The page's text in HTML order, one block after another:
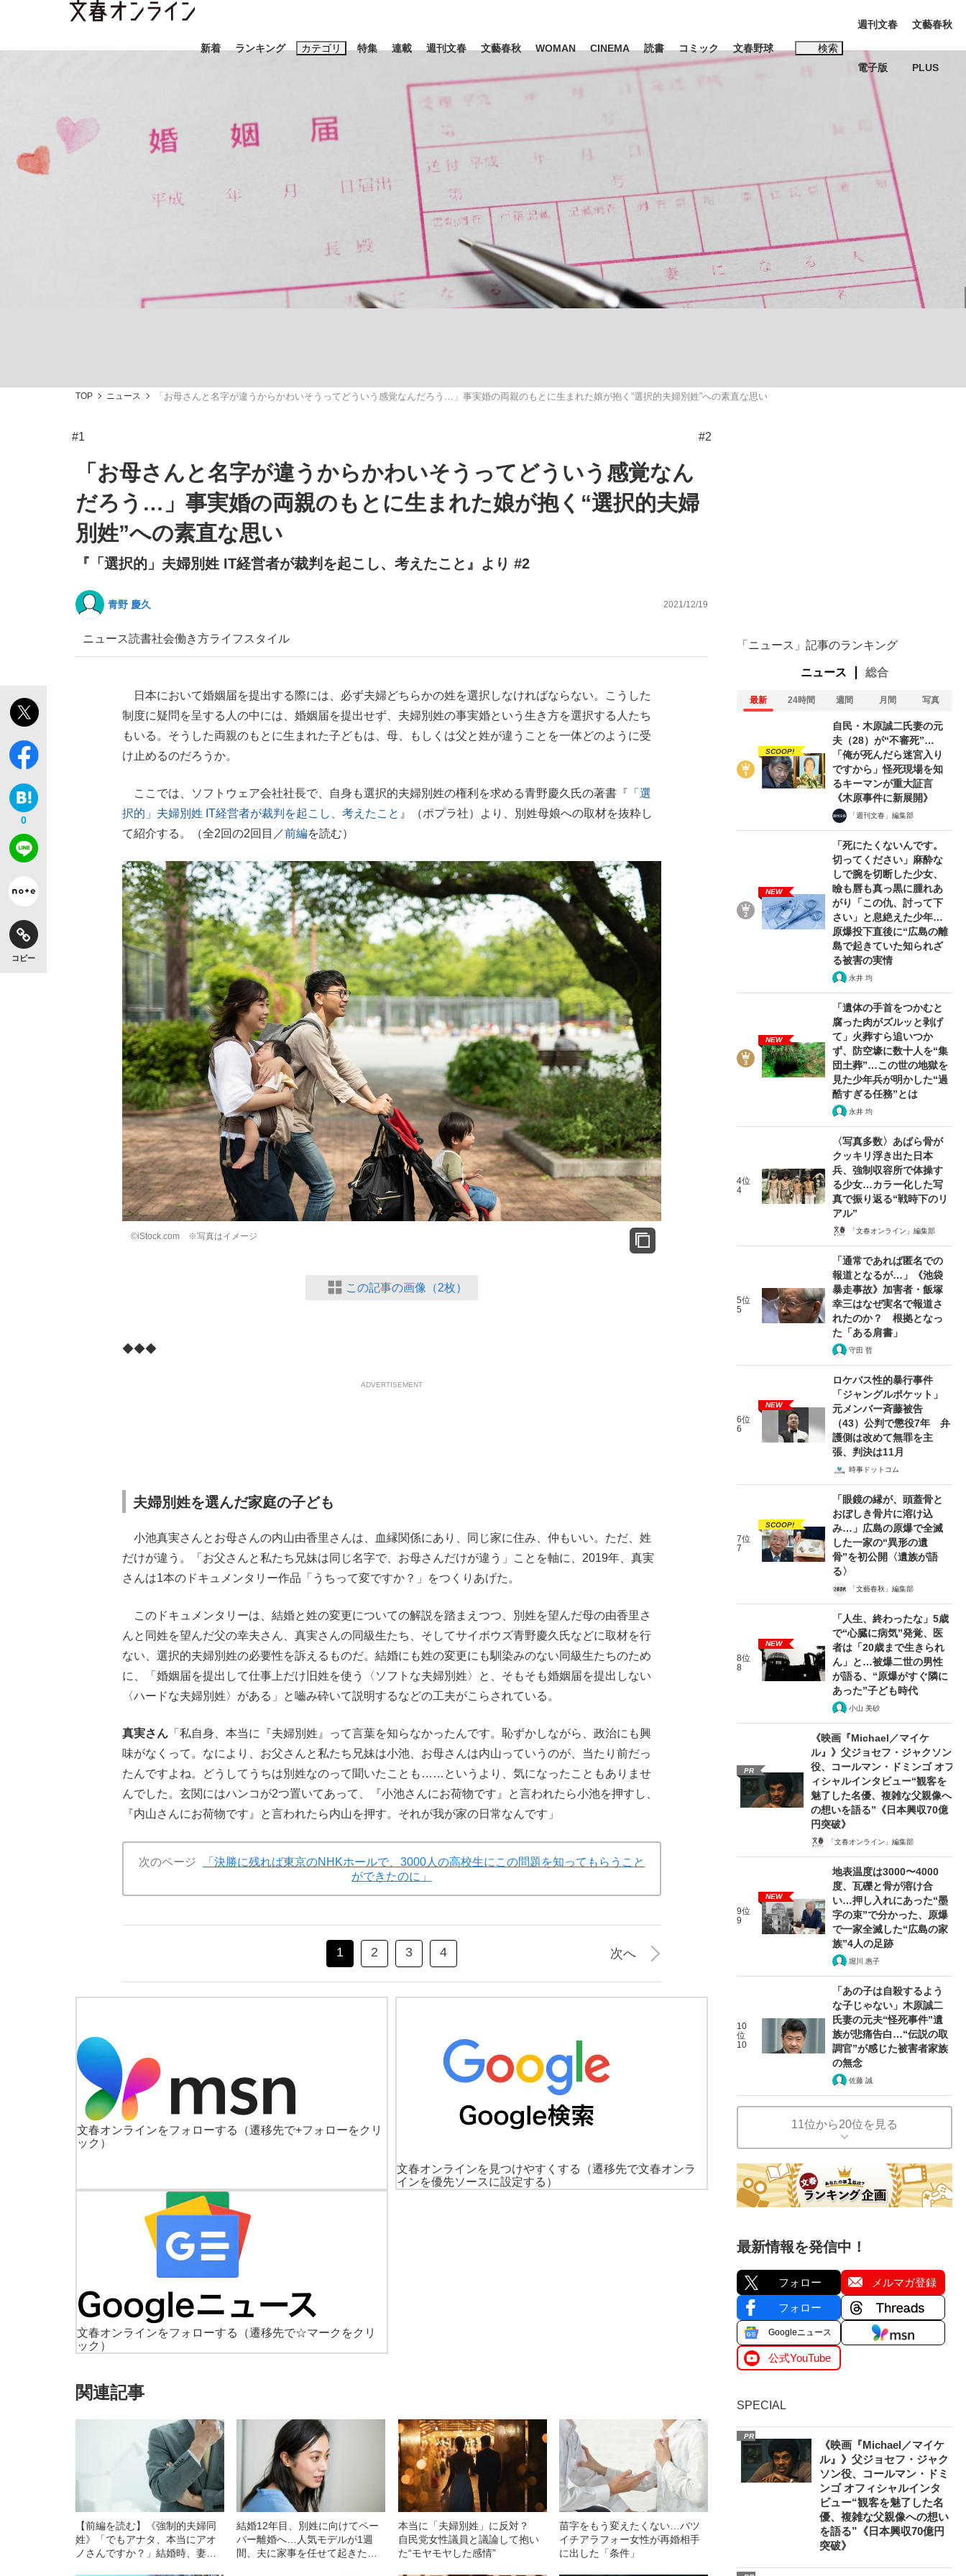
新着 ランキング カテゴリ
エンタメ ライフ
「90%は失敗する。でも…」本田圭佑が初めて明かした日本代表監督に... 「最悪の空気のまま解散」WBC日本代表“敗戦”の真実 選手が明かす...
特集
観る将棋、読む将棋
the Style
連載 週刊文春 文藝春秋 WOMAN CINEMA 読書 コミック 文春野球 検索
キーワード入力
おすすめのキーワードタグ一覧
#高市早苗 #森岡毅 #松田聖子
#玉木雄一郎
#亀和田武
週刊文春
電子版
文藝春秋
PLUS
TOP ニュース 「お母さんと名字が違うからかわいそうってどういう感覚なんだろう…」事実婚の両親のもとに生まれた娘が抱く“選択的夫婦別姓”への素直な思い
#1 #2
「お母さんと名字が違うからかわいそうってどういう感覚なん
だろう…」事実婚の両親のもとに生まれた娘が抱く“選択的夫婦
別姓”への素直な思い
『「選択的」夫婦別姓 IT経営者が裁判を起こし、考えたこと』より #2
青野 慶久 2021/12/19
ニュース読書社会働き方ライフスタイル
0
コピー
日本において婚姻届を提出する際には、必ず夫婦どちらかの姓を選択しなければならない。こうした
制度に疑問を呈する人の中には、婚姻届を提出せず、夫婦別姓の事実婚という生き方を選択する人たち
もいる。そうした両親のもとに生まれた子どもは、母、もしくは父と姓が違うことを一体どのように受
け止めるのだろうか。
ここでは、ソフトウェア会社社長で、自身も選択的夫婦別姓の権利を求める青野慶久氏の著書『 「選
択的」夫婦別姓 IT経営者が裁判を起こし、考えたこと 』（ポプラ社）より、別姓母娘への取材を抜粋し
て紹介する。（全2回の2回目／前編を読む）
©iStock.com ※写真はイメージ
この記事の画像（2枚）
◆◆◆
ADVERTISEMENT
夫婦別姓を選んだ家庭の子ども
小池真実さんとお母さんの内山由香里さんは、血縁関係にあり、同じ家に住み、仲もいい。ただ、姓
だけが違う。「お父さんと私たち兄妹は同じ名字で、お母さんだけが違う」ことを軸に、2019年、真実
さんは1本のドキュメンタリー作品「うちって変ですか？」をつくりあげた。
このドキュメンタリーは、結婚と姓の変更についての解説を踏まえつつ、別姓を望んだ母の由香里さ
んと同姓を望んだ父の幸夫さん、真実さんの同級生たち、そしてサイボウズ青野慶久氏などに取材を行
ない、選択的夫婦別姓の必要性を訴えるものだ。結婚にも姓の変更にも馴染みのない同級生たちのため
に、「婚姻届を提出して仕事上だけ旧姓を使う〈ソフトな夫婦別姓〉と、そもそも婚姻届を提出しない
〈ハードな夫婦別姓〉がある」と嚙み砕いて説明するなどの工夫がこらされている。
真実さん 「私自身、本当に『夫婦別姓』って言葉を知らなかったんです。恥ずかしながら、政治にも興
味がなくって。なにより、お父さんと私たち兄妹は小池、お母さんは内山っていうのが、当たり前だっ
たんですよね。どうしてうちは別姓なのって聞いたことも……というより、気になったこともありませ
んでした。玄関にはハンコが2つ置いてあって、『小池さんにお荷物です』と言われたら小池を押すし、
『内山さんにお荷物です』と言われたら内山を押す。それが我が家の日常なんです」
次のページ
「決勝に残れば東京のNHKホールで、3000人の高校生にこの問題を知ってもらうこと
ができたのに」
1 2 3 4 次へ
文春オンラインをフォローする
（遷移先で+フォローをクリ
ック）
文春オンラインを見つけやすくする
（遷移先で文春オンラ
インを優先ソースに設定する）
文春オンラインをフォローする
（遷移先で☆マークをクリ
ック）
関連記事
【前編を読む】《強制的夫婦同
姓》「でもアナタ、本当にアオ
ノさんですか？」結婚時、妻の
結婚12年目、別姓に向けてペー
パー離婚へ…人気モデルが1週
間、夫に家事を任せて起きた
本当に「夫婦別姓」に反対？
自民党女性議員と議論して抱い
た“モヤモヤした感情”
苗字をもう変えたくない…バツ
イチアラフォー女性が再婚相手
に出した「条件」
「ニュース」記事のランキング
ニュース 総合
最新 24時間 週間 月間 写真
SCOOP!
自民・木原誠二氏妻の元
夫（28）が“不審死”…
「俺が死んだら迷宮入り
ですから」怪死現場を知
るキーマンが重大証言
《木原事件に新展開》
「週刊文春」編集部
NEW
「死にたくないんです。
切ってください」麻酔な
しで腕を切断した少女、
瞼も唇も真っ黒に腫れあ
がり「この仇、討って下
さい」と息絶えた少年…
原爆投下直後に“広島の離
島で起きていた知られざ
る被害の実情
永井 均
NEW
「遺体の手首をつかむと
腐った肉がズルッと剥げ
て」火葬すら追いつか
ず、防空壕に数十人を“集
団土葬”…この世の地獄を
見た少年兵が明かした“過
酷すぎる任務”とは
永井 均
4位
4
〈写真多数〉あばら骨が
クッキリ浮き出た日本
兵、強制収容所で体操す
る少女…カラー化した写
真で振り返る“戦時下のリ
アル”
「文春オンライン」編集部
5位
5
「通常であれば匿名での
報道となるが…」《池袋
暴走事故》加害者・飯塚
幸三はなぜ実名で報道さ
れたのか？ 根拠となっ
た「ある肩書」
守田 哲
6位
6
NEW
ロケバス性的暴行事件
「ジャングルポケット」
元メンバー斉藤被告
（43）公判で懲役7年 弁
護側は改めて無罪を主
張、判決は11月
時事ドットコム
7位
7
SCOOP!
「眼鏡の縁が、頭蓋骨と
おぼしき骨片に溶け込
み…」広島の原爆で全滅
した一家の“異形の遺
骨”を初公開〈遺族が語
る〉
「文藝春秋」編集部
8位
8
NEW
「人生、終わったな」5歳
で“心臓に病気”発覚、医
者は「20歳まで生きられ
ん」と…被爆二世の男性
が語る、“原爆がすぐ隣に
あった”子ども時代
小山 美砂
PR
《映画『Michael／マイケ
ル』》父ジョセフ・ジャクソン
役、コールマン・ドミンゴ オフ
ィシャルインタビュー“観客を
魅了した名優、複雑な父親像へ
の想いを語る”《日本興収70億
円突破》
「文春オンライン」編集部
9位
9
NEW
地表温度は3000〜4000
度、瓦礫と骨が溶け合
い…押し入れにあった“墨
字の束”で分かった、原爆
で一家全滅した“広島の家
族”4人の足跡
堀川 惠子
10
位
10
「あの子は自殺するよう
な子じゃない」木原誠二
氏妻の元夫“怪死事件”遺
族が悲痛告白…“伝説の取
調官”が感じた被害者家族
の無念
佐藤 誠
11位から20位を見る
最新情報を発信中！
フォロー メルマガ登録
フォロー
Googleニュース
公式YouTube
SPECIAL
PR
《映画『Michael／マイケ
ル』》父ジョセフ・ジャク
ソン役、コールマン・ドミ
ンゴ オフィシャルインタ
ビュー“観客を魅了した名
優、複雑な父親像への想い
を語る”《日本興収70億円
突破》